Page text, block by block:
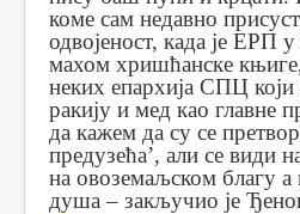
коме сам недавно
одвојеност, када је ЕРП
махом хришћанске
неких епархија СПЦ
ракију и мед као главне
да кажем да су се
предузећа’, али се види
на овоземаљском благу а
душа – закључио је